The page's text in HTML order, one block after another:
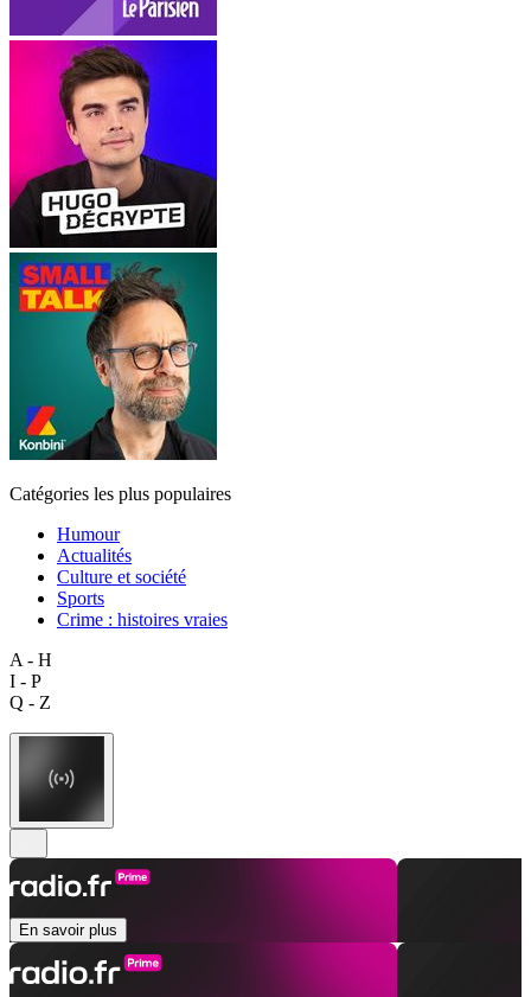
Catégories les plus populaires
Humour
Actualités
Culture et société
Sports
Crime : histoires vraies
A - H
I - P
Q - Z
En savoir plus